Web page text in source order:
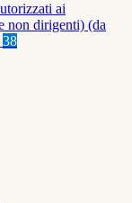
ai
non dirigenti) (da
38